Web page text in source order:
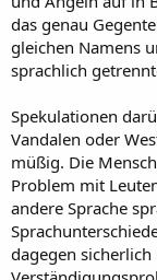
das genau
gleichen Namens
sprachlich
Spekulationen
Vandalen oder
müßig. Die
Problem mit
andere Sprache
dagegen